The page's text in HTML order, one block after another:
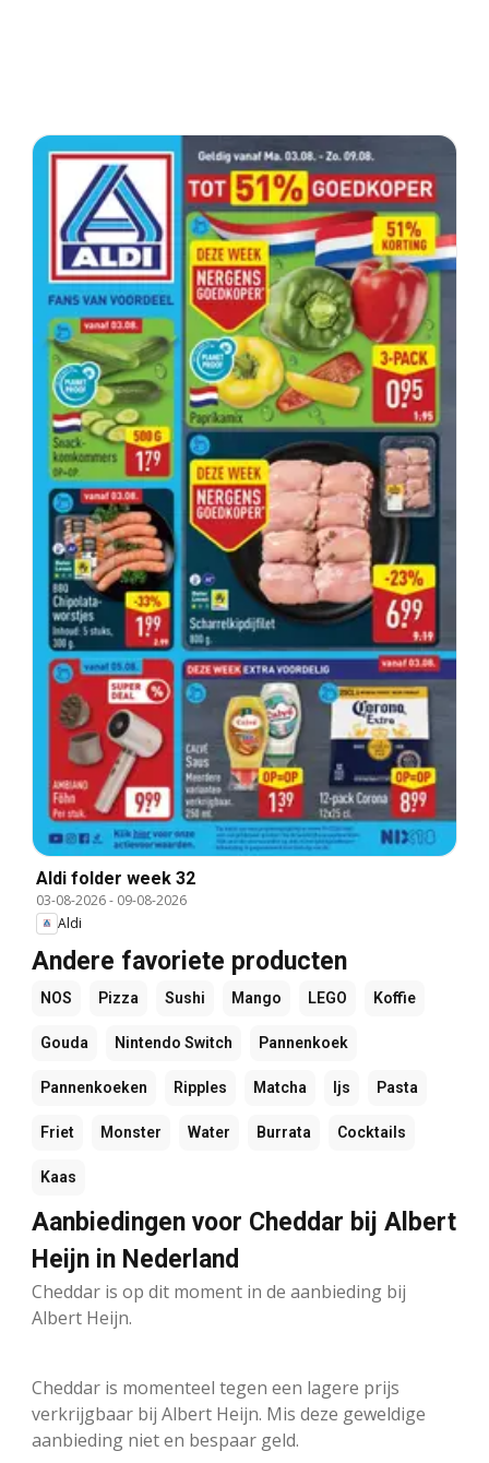
Aldi folder week 32
03-08-2026- 09-08-2026
Aldi
Andere favoriete producten
NOS Pizza Sushi Mango LEGO Koffie
Gouda Nintendo Switch Pannenkoek
Pannenkoeken Ripples Matcha Ijs Pasta
Friet Monster Water Burrata Cocktails
Kaas
Aanbiedingen voor Cheddar bij Albert
Heijn in Nederland
Cheddar is op dit moment in de aanbieding bij
Albert Heijn.
Cheddar is momenteel tegen een lagere prijs
verkrijgbaar bij Albert Heijn. Mis deze geweldige
aanbieding niet en bespaar geld.